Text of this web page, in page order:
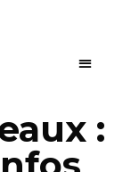
: